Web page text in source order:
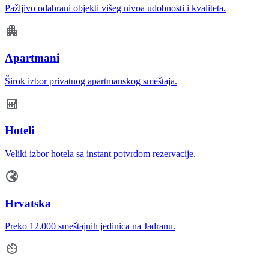
Pažljivo odabrani objekti višeg nivoa udobnosti i kvaliteta.
Apartmani
Širok izbor privatnog apartmanskog smeštaja.
Hoteli
Veliki izbor hotela sa instant potvrdom rezervacije.
Hrvatska
Preko 12.000 smeštajnih jedinica na Jadranu.